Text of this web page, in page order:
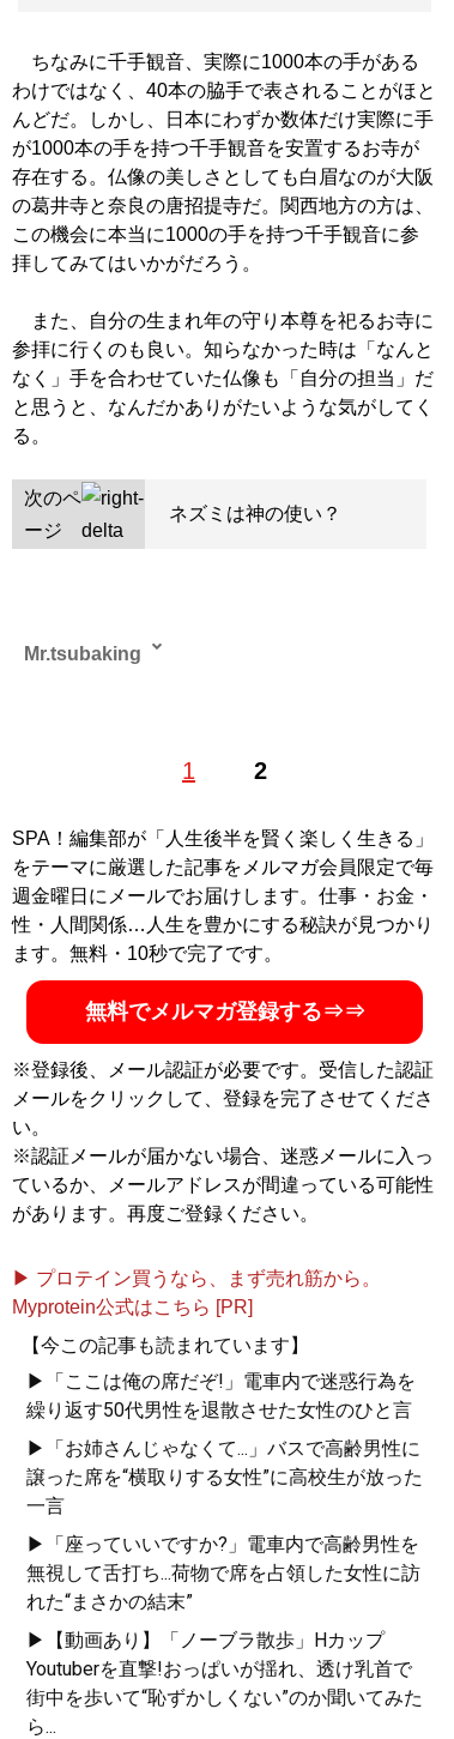
ちなみに千手観音、実際に1000本の手がある
わけではなく、40本の脇手で表されることがほと
んどだ。しかし、日本にわずか数体だけ実際に手
が1000本の手を持つ千手観音を安置するお寺が
存在する。仏像の美しさとしても白眉なのが大阪
の葛井寺と奈良の唐招提寺だ。関西地方の方は、
この機会に本当に1000の手を持つ千手観音に参
拝してみてはいかがだろう。
また、自分の生まれ年の守り本尊を祀るお寺に
参拝に行くのも良い。知らなかった時は「なんと
なく」手を合わせていた仏像も「自分の担当」だ
と思うと、なんだかありがたいような気がしてく
る。
次のペ
ージ
ネズミは神の使い？
1 2
Mr.tsubaking
NHK「大！天才てれびくん」の主題歌を担当し、サエキ
朝日「世界の名画」をはじめ、放送作家としても活動
し、Webサイト「世界の美術館」での美術コラムやニュ
ースサイト「TABLO」での珍スポット連載を執筆。その
ほか、旅行会社などで仏像解説も。
記事一覧へ
SPA！編集部が「人生後半を賢く楽しく生きる」
をテーマに厳選した記事をメルマガ会員限定で毎
週金曜日にメールでお届けします。仕事・お金・
性・人間関係…人生を豊かにする秘訣が見つかり
ます。無料・10秒で完了です。
無料でメルマガ登録する⇒⇒
※登録後、メール認証が必要です。受信した認証
メールをクリックして、登録を完了させてくださ
い。
※認証メールが届かない場合、迷惑メールに入っ
ているか、メールアドレスが間違っている可能性
があります。再度ご登録ください。
▶ プロテイン買うなら、まず売れ筋から。
Myprotein公式はこちら [PR]
【今この記事も読まれています】
▶「ここは俺の席だぞ!」電車内で迷惑行為を
繰り返す50代男性を退散させた女性のひと言
▶「お姉さんじゃなくて...」バスで高齢男性に
譲った席を“横取りする女性”に高校生が放った
一言
▶「座っていいですか?」電車内で高齢男性を
無視して舌打ち...荷物で席を占領した女性に訪
れた“まさかの結末”
▶【動画あり】「ノーブラ散歩」Hカップ
Youtuberを直撃!おっぱいが揺れ、透け乳首で
街中を歩いて“恥ずかしくない”のか聞いてみた
ら...